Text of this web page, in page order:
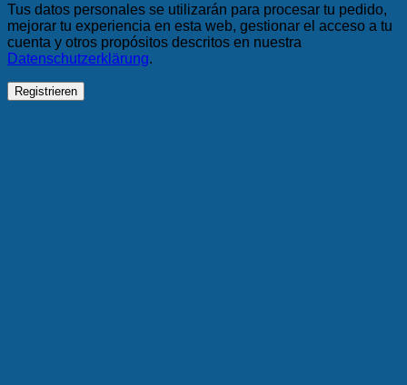
Tus datos personales se utilizarán para procesar tu pedido,
mejorar tu experiencia en esta web, gestionar el acceso a tu
cuenta y otros propósitos descritos en nuestra
Datenschutzerklärung.
Registrieren